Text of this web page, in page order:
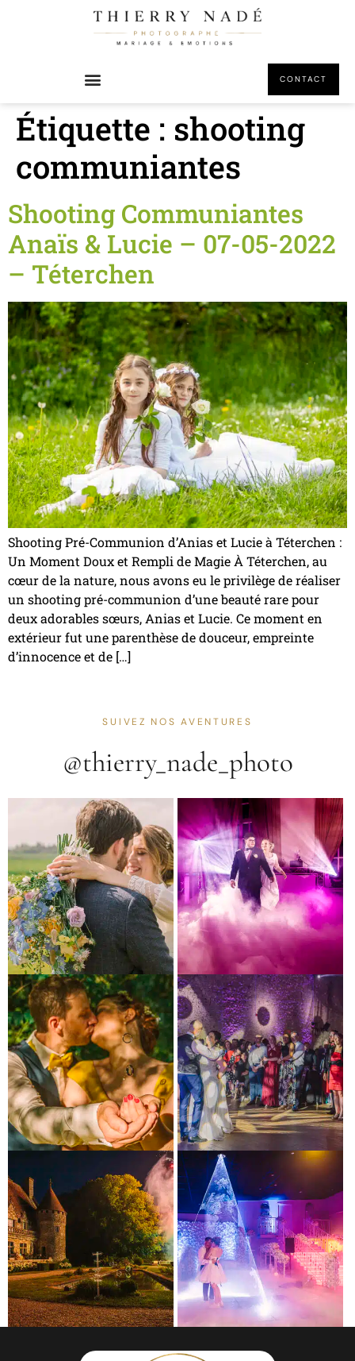
CONTACT
Étiquette : shooting
communiantes
Shooting Communiantes
Anaïs & Lucie – 07-05-2022
– Téterchen
Shooting Pré-Communion d’Anias et Lucie à Téterchen :
Un Moment Doux et Rempli de Magie À Téterchen, au
cœur de la nature, nous avons eu le privilège de réaliser
un shooting pré-communion d’une beauté rare pour
deux adorables sœurs, Anias et Lucie. Ce moment en
extérieur fut une parenthèse de douceur, empreinte
d’innocence et de […]
SUIVEZ NOS AVENTURES
@thierry_nade_photo